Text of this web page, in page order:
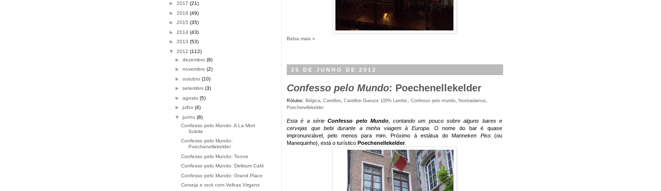
Beba mais »
25 DE JUNHO DE 2012
Confesso pelo Mundo: Poechenellekelder
Rótulos: Bélgica Cantillon Cantillon Gueuze 100% Lambic Confesso pelo mundo Nostradamus
Poechenellekelder
Esta é a sérieConfesso pelo Mundo, contando um pouco sobre alguns bares e
cervejas que bebi durante a minha viagem à Europa . O nome do bar é quase
impronunciável, pelo menos para mim. Próximo à estátua doManneken Piss(ou
Manequinho) , está o turístico Poechenellekelder
► 2017 (21)
► 2016 (49)
► 2015 (35)
► 2014 (43)
► 2013 (53)
▼ 2012 (112)
► dezembro (9)
► novembro (2)
► outubro (10)
► setembro (3)
► agosto (5)
► julho (4)
▼ junho (8)
Confesso pelo Mundo: A La Mort
Subite
Confesso pelo Mundo:
Poechenellekelder
Confesso pelo Mundo: Toone
Confesso pelo Mundo: Delirium Café
Confesso pelo Mundo: Grand Place
Cerveja e rock com Velhas Virgens